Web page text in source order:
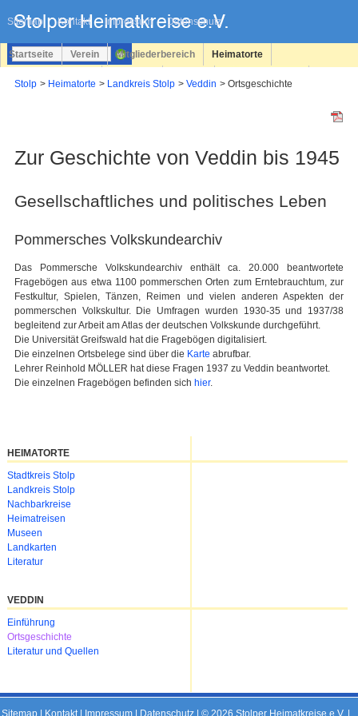
Sitemap Kontakt Impressum Datenschutz
überspringen
Startseite Verein Mitgliederbereich Heimatorte
Stolp Heimatorte Landkreis Stolp Veddin Ortsgeschichte
Zur Geschichte von Veddin bis 1945
Gesellschaftliches und politisches Leben
Pommersches Volkskundearchiv
Das Pommersche Volkskundearchiv enthält ca. 20.000 beantwortete
Fragebögen aus etwa 1100 pommerschen Orten zum Erntebrauchtum, zur
Festkultur, Spielen, Tänzen, Reimen und vielen anderen Aspekten der
pommerschen Volkskultur. Die Umfragen wurden 1930-35 und 1937/38
begleitend zur Arbeit am Atlas der deutschen Volkskunde durchgeführt.
Die Universität Greifswald hat die Fragebögen digitalisiert.
Die einzelnen Ortsbelege sind über die Karte abrufbar.
Lehrer Reinhold MÖLLER hat diese Fragen 1937 zu Veddin beantwortet.
Die einzelnen Fragebögen befinden sich hier.
HEIMATORTE
Navigation
überspringen
Stadtkreis Stolp
Landkreis Stolp
Nachbarkreise
Heimatreisen
Museen
Landkarten
Literatur
VEDDIN
Navigation
überspringen
Einführung
Ortsgeschichte
Literatur und Quellen
Sitemap| Kontakt| Impressum| Datenschutz| © 2026 Stolper Heimatkreise e.V. |